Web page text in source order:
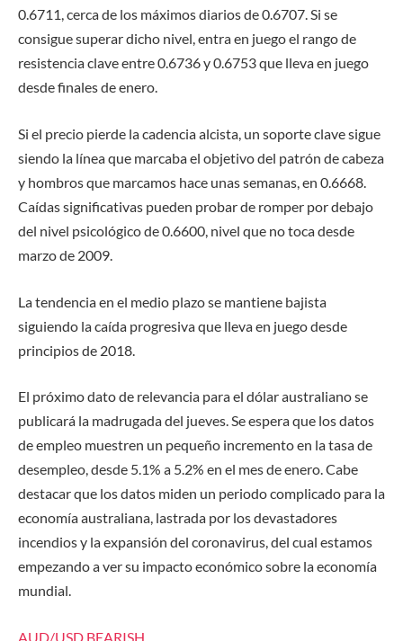
0.6711, cerca de los máximos diarios de 0.6707. Si se
consigue superar dicho nivel, entra en juego el rango de
resistencia clave entre 0.6736 y 0.6753 que lleva en juego
desde finales de enero.
Si el precio pierde la cadencia alcista, un soporte clave sigue
siendo la línea que marcaba el objetivo del patrón de cabeza
y hombros que marcamos hace unas semanas, en 0.6668.
Caídas significativas pueden probar de romper por debajo
del nivel psicológico de 0.6600, nivel que no toca desde
marzo de 2009.
La tendencia en el medio plazo se mantiene bajista
siguiendo la caída progresiva que lleva en juego desde
principios de 2018.
El próximo dato de relevancia para el dólar australiano se
publicará la madrugada del jueves. Se espera que los datos
de empleo muestren un pequeño incremento en la tasa de
desempleo, desde 5.1% a 5.2% en el mes de enero. Cabe
destacar que los datos miden un periodo complicado para la
economía australiana, lastrada por los devastadores
incendios y la expansión del coronavirus, del cual estamos
empezando a ver su impacto económico sobre la economía
mundial.
AUD/USD BEARISH